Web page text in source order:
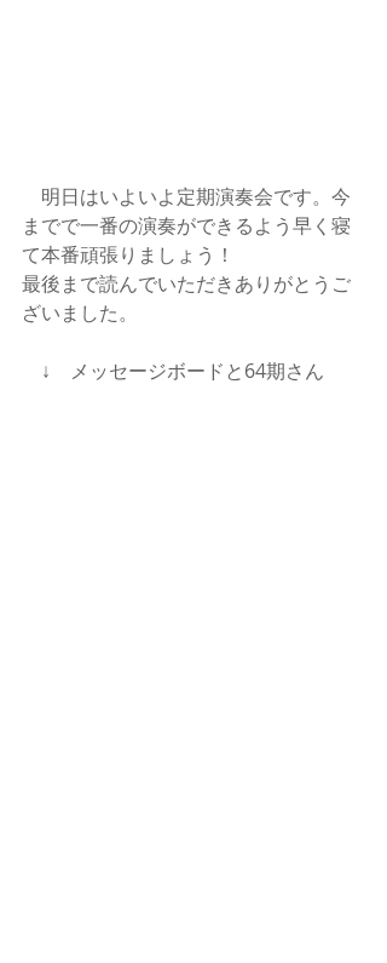
明日はいよいよ定期演奏会です。今
までで一番の演奏ができるよう早く寝
て本番頑張りましょう！
最後まで読んでいただきありがとうご
ざいました。
↓　メッセージボードと64期さん